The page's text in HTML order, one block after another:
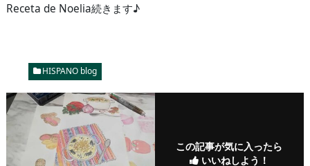
Receta de Noelia続きます♪
HISPANO blog
この記事が気に入ったら
いいねしよう！